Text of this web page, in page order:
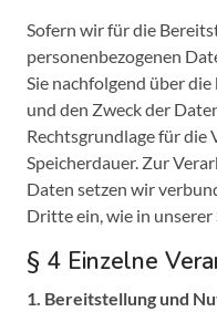
Sofern wir für die
personenbezogenen
Sie nachfolgend über
und den Zweck der
Rechtsgrundlage für die
Speicherdauer. Zur
Daten setzen wir
Dritte ein, wie in
§ 4 Einzelne
1. Bereitstellung und